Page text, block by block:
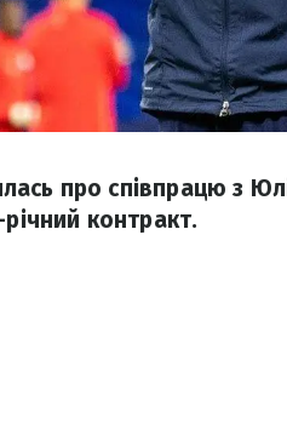
про співпрацю з
контракт.